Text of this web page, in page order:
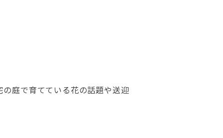
庭で育てている花の話題や送迎